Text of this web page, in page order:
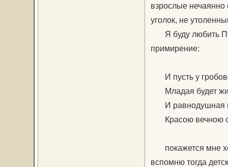
взрослые нечаянно
уголок, не
Я буду любить
примирение:
И пусть у
Младая будет
И равнодушная
Красою вечною
покажется мне
вспомню тогда